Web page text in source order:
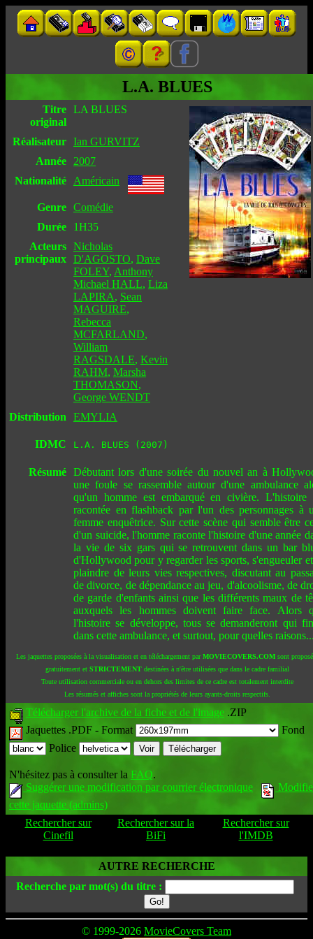
L.A. BLUES
Titre
original
LA BLUES
Réalisateur Ian GURVITZ
Année
2007
Nationalité
Américain
Genre Comédie
Durée
1H35
Acteurs
principaux
Nicholas
D'AGOSTO, Dave
FOLEY, Anthony
Michael HALL, Liza
LAPIRA, Sean
MAGUIRE,
Rebecca
MCFARLAND,
William
RAGSDALE, Kevin
RAHM, Marsha
THOMASON,
George WENDT
Distribution
EMYLIA
IDMC L.A. BLUES (2007)
Résumé Débutant lors d'une soirée du nouvel an à
une foule se rassemble autour d'une ambulance
qu'un homme est embarqué en civière. L'histoire
racontée en flashback par l'un des personnages à
femme enquêtrice. Sur cette scène qui semble être
d'un suicide, l'homme raconte l'histoire d'une année
la vie de six gars qui se retrouvent dans un bar
d'Hollywood pour y regarder les sports, s'engueuler
plaindre de leurs vies respectives, discutant au
de divorce, de dépendance au jeu, d'alcoolisme, de
de garde d'enfants ainsi que les différents maux de
auxquels les hommes doivent faire face. Alors
l'histoire se développe, tous se demanderont qui
dans cette ambulance, et surtout, pour quelles
Les jaquettes proposées à la visualisation et en téléchargement parMOVIECOVERS.COMsont
gratuitement et STRICTEMENTdestinées à n'être utilisées que dans le cadre familial
Toute utilisation commerciale ou en dehors des limites de ce cadre est totalement interdite
Les résumés et affiches sont la propriétés de leurs ayants-droits respectifs.
Télécharger l'archive de la fiche et de l'image .ZIP
Jaquettes .PDF - Format
Fond
Police
N'hésitez pas à consulter la FAQ.
Suggérer une modification par courrier électronique
cette jaquette (admins)
Rechercher sur
Cinefil
Rechercher sur la
BiFi
Rechercher sur
l'IMDB
AUTRE RECHERCHE
Recherche par mot(s) du titre :
© 1999-2026 MovieCovers Team